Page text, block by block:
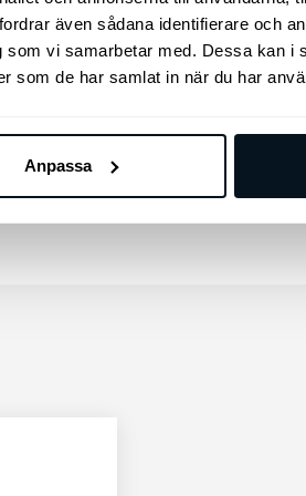
även sådana identifierare och
vi samarbetar med. Dessa kan i
som de har samlat in när du har
Anpassa
av ratt
(konstläder)
(V2L)
kamera
fram-sida-bak